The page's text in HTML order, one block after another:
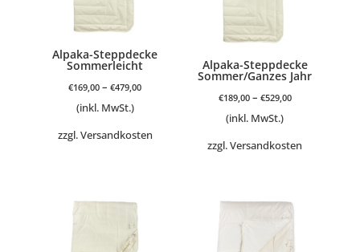
Alpaka-Steppdecke
Sommerleicht
€169,00 –€479,00
(inkl. MwSt.)
zzgl.Versandkosten
Alpaka-Steppdecke
Sommer/Ganzes Jahr
€189,00– €529,00
(inkl. MwSt.)
zzgl.Versandkosten